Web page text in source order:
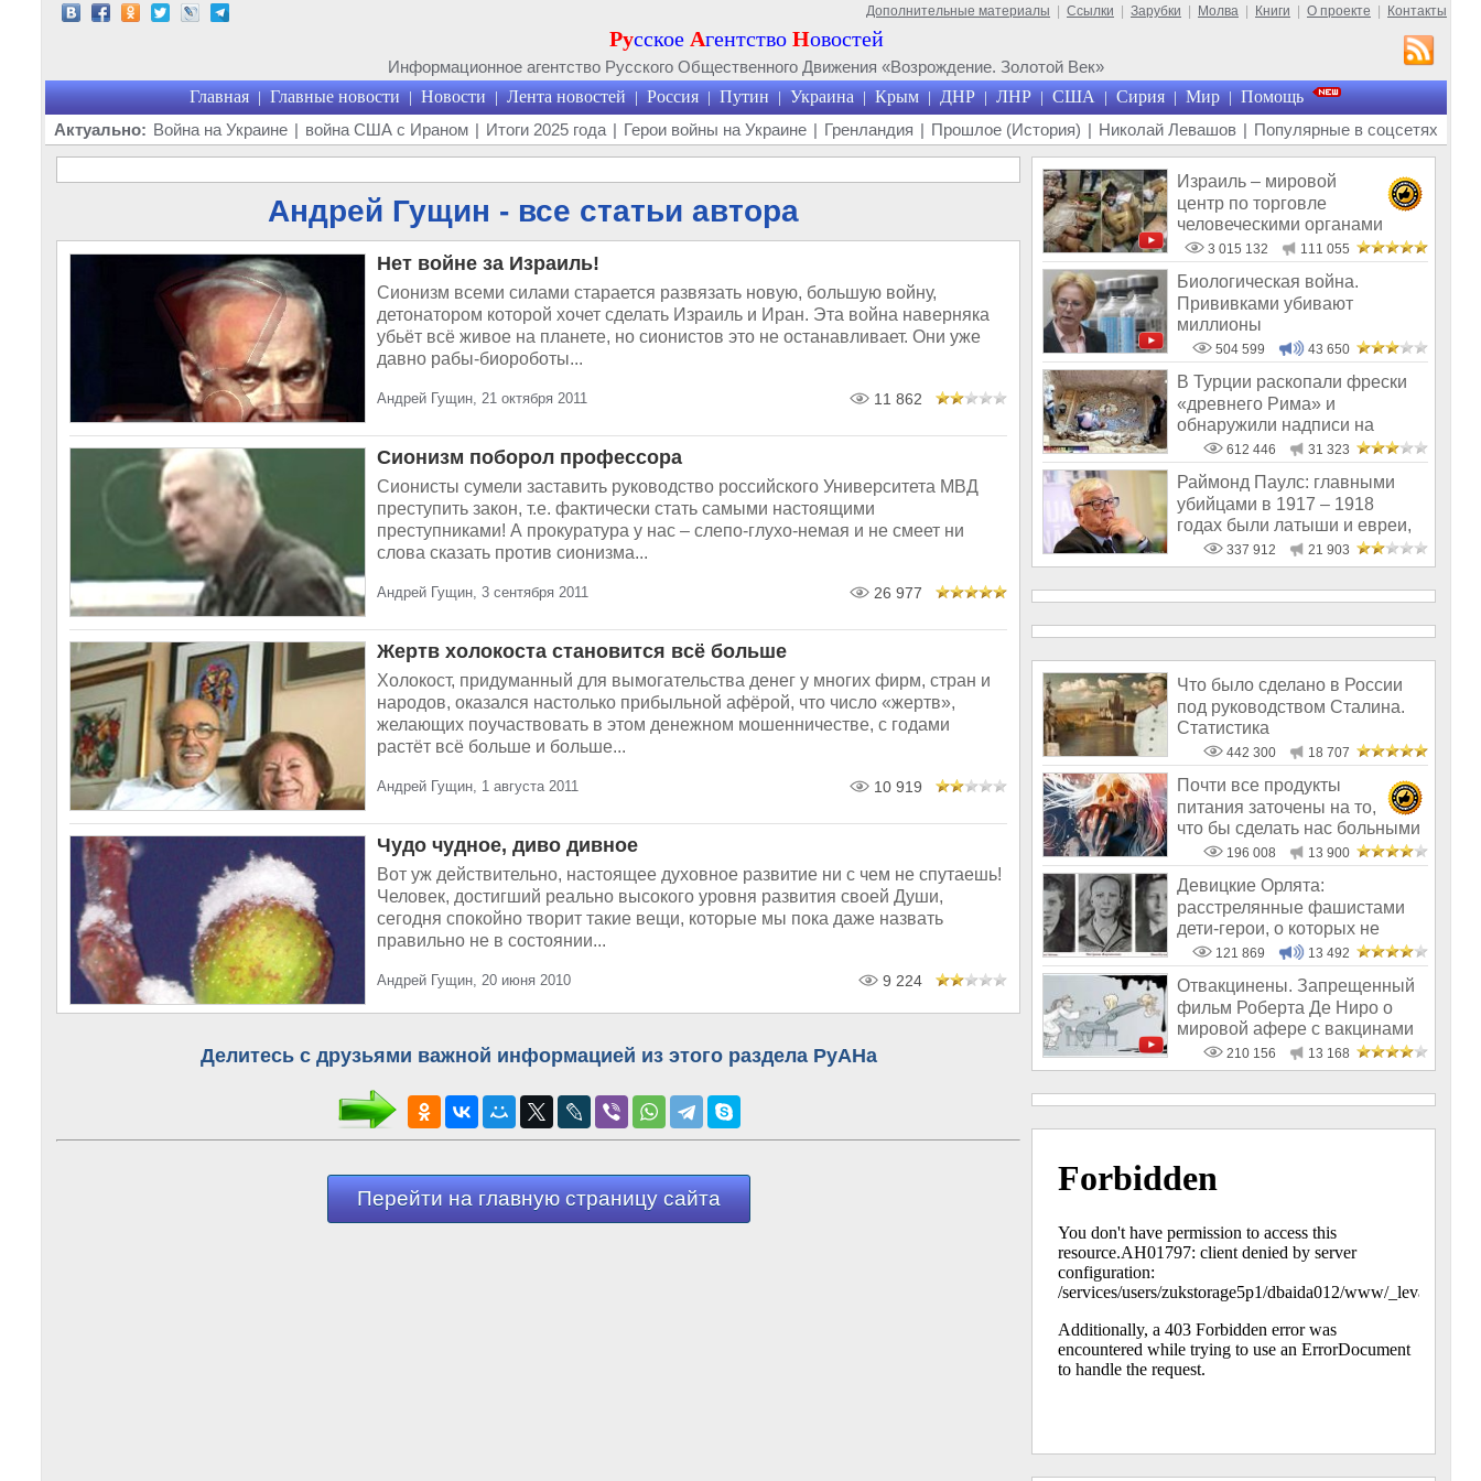
Дополнительные материалы Ссылки Зарубки Молва Книги О проекте Контакты
Русское Агентство Новостей
Информационное агентство Русского Общественного Движения «Возрождение. Золотой Век»
Главная | Главные новости | Новости | Лента новостей | Россия | Путин | Украина | Крым | ДНР | ЛНР | США | Сирия | Мир | Помощь
Актуально: Война на Украине | война США с Ираном | Итоги 2025 года | Герои войны на Украине | Гренландия | Прошлое (История) | Николай Левашов | Популярные в соцсетях
Андрей Гущин - все статьи автора
Нет войне за Израиль!
Сионизм всеми силами старается развязать новую, большую войну,
детонатором которой хочет сделать Израиль и Иран. Эта война наверняка
убьёт всё живое на планете, но сионистов это не останавливает. Они уже
давно рабы-биороботы...
Андрей Гущин, 21 октября 2011 11 862
Сионизм поборол профессора
Сионисты сумели заставить руководство российского Университета МВД
преступить закон, т.е. фактически стать самыми настоящими
преступниками! А прокуратура у нас – слепо-глухо-немая и не смеет ни
слова сказать против сионизма...
Андрей Гущин, 3 сентября 2011 26 977
Жертв холокоста становится всё больше
Холокост, придуманный для вымогательства денег у многих фирм, стран и
народов, оказался настолько прибыльной афёрой, что число «жертв»,
желающих поучаствовать в этом денежном мошенничестве, с годами
растёт всё больше и больше...
Андрей Гущин, 1 августа 2011 10 919
Чудо чудное, диво дивное
Вот уж действительно, настоящее духовное развитие ни с чем не спутаешь!
Человек, достигший реально высокого уровня развития своей Души,
сегодня спокойно творит такие вещи, которые мы пока даже назвать
правильно не в состоянии...
Андрей Гущин, 20 июня 2010 9 224
Делитесь с друзьями важной информацией из этого раздела РуАНа
Перейти на главную страницу сайта
Израиль – мировой
центр по торговле
человеческими органами
3 015 132 111 055
Биологическая война.
Прививками убивают
миллионы
504 599 43 650
В Турции раскопали фрески
«древнего Рима» и
обнаружили надписи на
Русском!612 446 31 323
Раймонд Паулс: главными
убийцами в 1917 – 1918
годах были латыши и евреи,
а не русс337 912 21 903
Что было сделано в России
под руководством Сталина.
Статистика
442 300 18 707
Почти все продукты
питания заточены на то,
что бы сделать нас больными
и бесплодным
196 008 13 900
Девицкие Орлята:
расстрелянные фашистами
дети-герои, о которых не
рассказывают в шк
121 869 13 492
Отвакцинены. Запрещенный
фильм Роберта Де Ниро о
мировой афере с вакцинами
210 156 13 168